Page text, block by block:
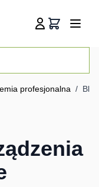
Koszyk
profesjonalna /